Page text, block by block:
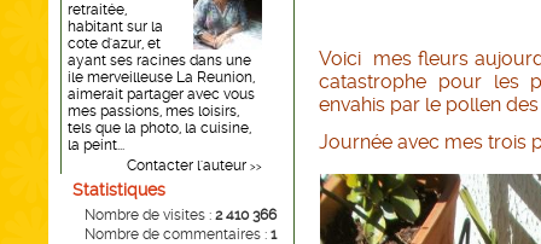
retraitée,
habitant sur la
cote d'azur, et
ayant ses racines dans une
ile merveilleuse La Reunion,
aimerait partager avec vous
mes passions, mes loisirs,
tels que la photo, la cuisine,
la peint...
Contacter l'auteur >>
Statistiques
Nombre de visites : 2 410 366
Nombre de commentaires : 1
Voici mes fleurs
catastrophe pour les
envahis par le pollen
Journée avec mes trois